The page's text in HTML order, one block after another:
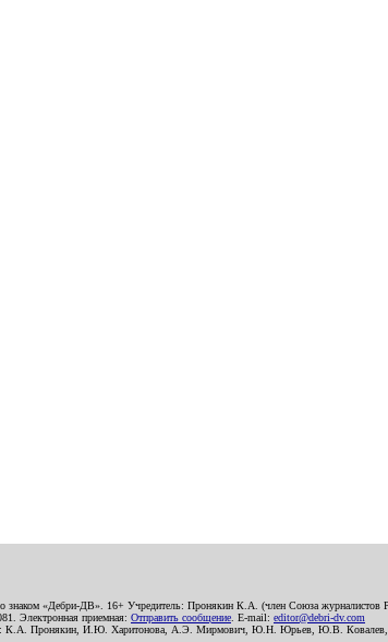
знаком «Дебри-ДВ». 16+ Учредитель: Пронякин К.А. (член Союза
Электронная приемная: Отправить сообщение . E-mail: editor@debri-dv.com
К.А. Пронякин, И.Ю. Харитонова, А.Э. Мирмович, Ю.Н. Юрьев, Ю.В.